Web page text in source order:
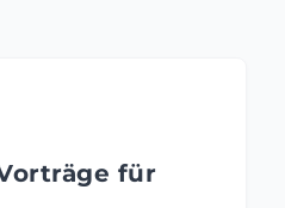
für